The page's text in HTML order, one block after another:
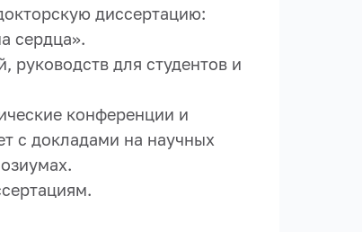
диссертацию:
сердца».
руководств для студентов и
конференции и
с докладами на научных